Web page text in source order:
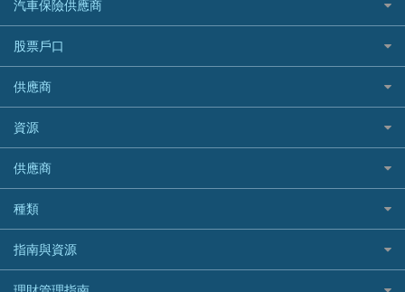
最佳循環貸款
Mox 銀行
National Resources 中潤物業按揭
OCBC 華僑銀行
PrimeCredit 安信信貸
Promise 邦民日本財務
Rabbit Credit月兔信貸
Standard Chartered 渣打銀行
UA 亞洲聯合財務
WeLab Bank
WeLend 貸款
銀聯信用卡
高獎賞信用卡推薦
酒店信用卡
Standard Chartered渣打銀行
東亞銀行
SIM
Airwallex信用卡
機票優惠碼
寵物保險
定期人壽保險
危疾保險
年金資訊
樓宇火險
台灣旅遊保險及資訊
韓國旅遊保險及資訊
歐洲旅遊保險及資訊
越南旅遊保險及資訊
澳洲旅遊保險及資訊
長者嘆世界
家庭親子遊
自駕遊比較
相機有得保
AIG 美亞
Allianz 安聯
Allied World 世聯
Avo
中國銀行
Bolttech 保特
Blue Cross 藍十字
中國平安
汽車保險供應商
大新汽車保險
中銀汽車保險
Allianz安聯汽車保險
bolttech保障汽車保險
Zurich蘇黎世汽車保險
QBE昆士蘭汽車保險
平安汽車保險
股票戶口
富途證券
IB盈透證券
老虎證券
uSMART 盈立證券
華盛証券
長橋證券
WeBull微牛證券
漲樂全球通｜華泰國際
供應商
富途牛牛好唔好？
Webull微牛證券好唔好？
Longbridge長橋證券好唔好？
老虎證券好唔好？
華盛証券好唔好？
漲樂全球通好唔好？
IB盈透證券好唔好？
資源
股票戶口開戶
證券行邊間好？
港股5隻高息ETF精選
什麼是ETF？
香港30大高息股排行
供應商
銀行戶口比較
尊尚銀行戶口
Citi Plus
中信銀行inMotion
種類
定期存款
港元定存
指南與資源
理財資訊